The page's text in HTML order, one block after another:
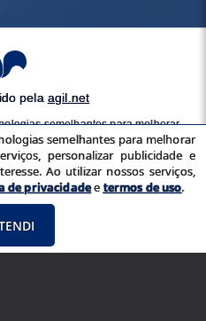
pela agil.net
semelhantes para melhorar
personalizar publicidade e
Ao utilizar nossos serviços,
de privacidadeetermos de uso
semelhantes para melhorar
personalizar publicidade e
Ao utilizar nossos serviços,
de privacidadeetermos de uso.